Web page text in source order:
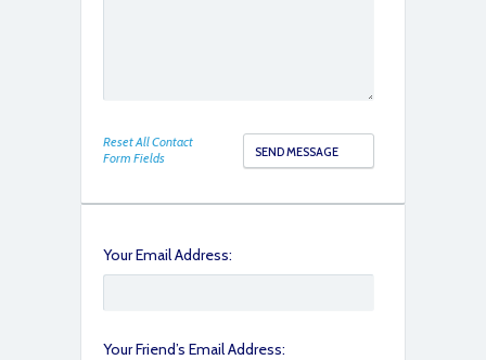
IMG_1326
Reset All Contact
Form Fields
Your Email Address:
Your Friend’s Email Address: